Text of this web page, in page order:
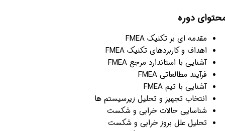
دوره
مقدمه ای بر تکنیک FMEA
اهداف و کاربردهای تکنیک FMEA
آشنایی با استاندارد مرجع FMEA
فرآیند مطالعاتی FMEA
آشنایی با تیم FMEA
انتخاب تجهیز و تحلیل زیرسیستم ها
شناسایی حالات خرابی و شکست
تحلیل علل بروز خرابی و شکست